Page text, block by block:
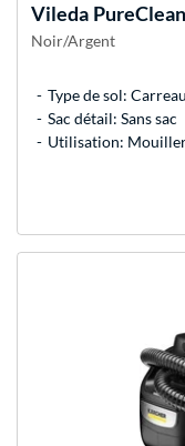
Vileda
Noir/Argent
Type de sol:
Sac détail: Sans sac
Utilisation: Mouiller